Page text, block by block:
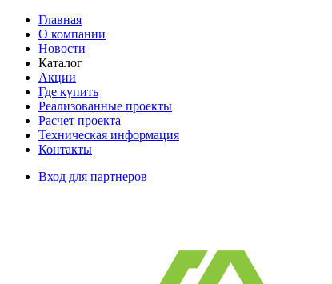
Главная
О компании
Новости
Каталог
Акции
Где купить
Реализованные проекты
Расчет проекта
Техническая информация
Контакты
Вход для партнеров